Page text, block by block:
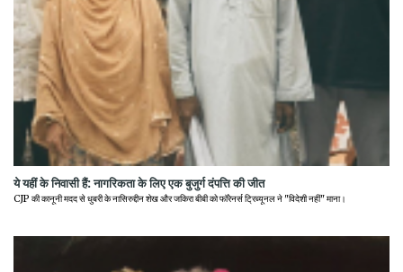
ये यहीं के निवासी हैं: नागरिकता के लिए एक बुजुर्ग दंपत्ति की जीत
CJP की कानूनी मदद से धुबरी के नासिरुद्दीन शेख और जकिरा बीबी को फॉरेनर्स ट्रिब्यूनल ने "विदेशी नहीं" माना।